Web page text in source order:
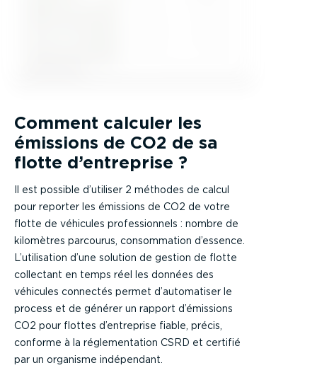
Comment calculer les
émissions de CO2 de sa
flotte d’entreprise ?
Il est possible d’utiliser 2 méthodes de calcul
pour reporter les émissions de CO2 de votre
flotte de véhicules professionnels : nombre de
kilomètres parcourus, consommation d’essence.
L’utilisation d’une solution de gestion de flotte
collectant en temps réel les données des
véhicules connectés permet d’automatiser le
process et de générer un rapport d’émissions
CO2 pour flottes d’entreprise fiable, précis,
conforme à la réglementation CSRD et certifié
par un organisme indépendant.